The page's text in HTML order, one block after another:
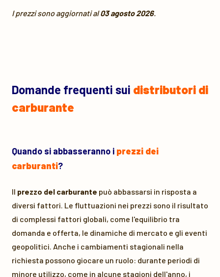
I prezzi sono aggiornati al03 agosto 2026.
Domande frequenti sui distributori di
carburante
Quando si abbasseranno i prezzi dei
carburanti?
Il prezzo del carburante può abbassarsi in risposta a
diversi fattori. Le fluttuazioni nei prezzi sono il risultato
di complessi fattori globali, come l'equilibrio tra
domanda e offerta, le dinamiche di mercato e gli eventi
geopolitici. Anche i cambiamenti stagionali nella
richiesta possono giocare un ruolo: durante periodi di
minore utilizzo, come in alcune stagioni dell'anno, i